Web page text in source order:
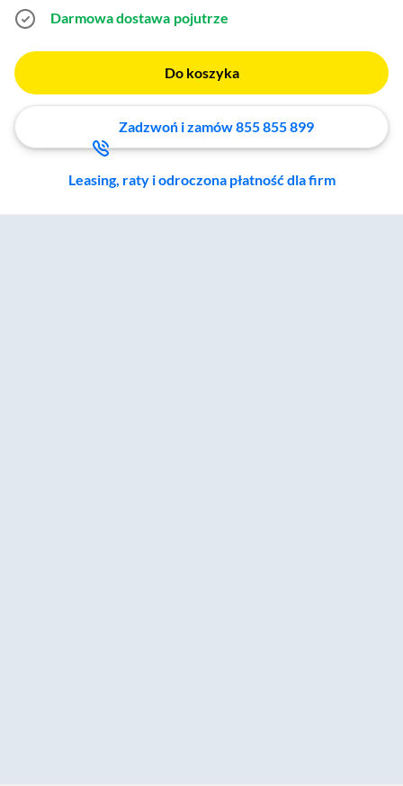
Darmowa dostawa pojutrze
Do koszyka
Zadzwoń i zamów 855 855 899
Leasing, raty i odroczona płatność dla firm